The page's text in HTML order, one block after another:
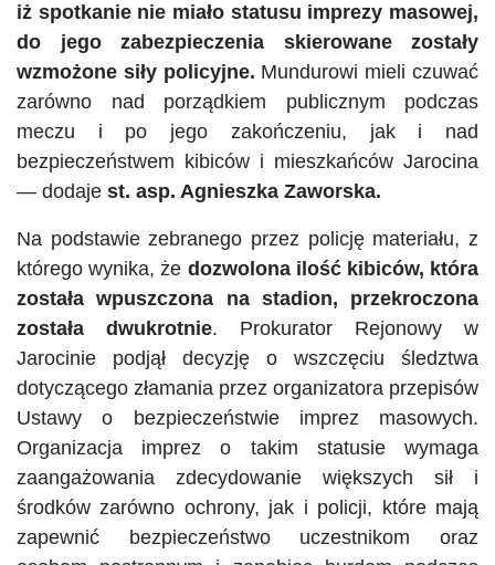
iż spotkanie nie miało statusu imprezy masowej,
do jego zabezpieczenia skierowane zostały
wzmożone siły policyjne. Mundurowi mieli czuwać
zarówno nad porządkiem publicznym podczas
meczu i po jego zakończeniu, jak i nad
bezpieczeństwem kibiców i mieszkańców Jarocina
— dodaje st. asp. Agnieszka Zaworska.
Na podstawie zebranego przez policję materiału, z
którego wynika, że dozwolona ilość kibiców, która
została wpuszczona na stadion, przekroczona
została dwukrotnie. Prokurator Rejonowy w
Jarocinie podjął decyzję o wszczęciu śledztwa
dotyczącego złamania przez organizatora przepisów
Ustawy o bezpieczeństwie imprez masowych.
Organizacja imprez o takim statusie wymaga
zaangażowania zdecydowanie większych sił i
środków zarówno ochrony, jak i policji, które mają
zapewnić bezpieczeństwo uczestnikom oraz